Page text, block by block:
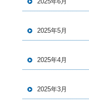
2025年5月
2025年4月
2025年3月